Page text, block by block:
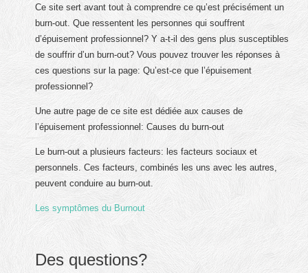
Ce site sert avant tout à comprendre ce qu’est précisément un
burn-out. Que ressentent les personnes qui souffrent
d’épuisement professionnel? Y a-t-il des gens plus susceptibles
de souffrir d’un burn-out? Vous pouvez trouver les réponses à
ces questions sur la page: Qu’est-ce que l’épuisement
professionnel?
Une autre page de ce site est dédiée aux causes de
l’épuisement professionnel: Causes du burn-out
Le burn-out a plusieurs facteurs: les facteurs sociaux et
personnels. Ces facteurs, combinés les uns avec les autres,
peuvent conduire au burn-out.
Les symptômes du Burnout
Des questions?